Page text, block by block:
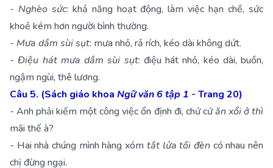
- Nghèo sức: khả năng hoạt động, làm việc hạn chế, sức
khoẻ kém hơn người bình thường.
- Mưa dầm sùi sụt: mưa nhỏ, rả rích, kéo dài không dứt.
-Điệu hát mưa dầm sùi sụt: điệu hát nhỏ, kéo dài, buồn,
ngậm ngùi, thê lương.
Câu 5. (Sách giáo khoa Ngữ văn 6 tập 1 - Trang 20)
- Anh phải kiếm một công việc ổn định đi, chứ cứăn xổi ở thì
mãi thế à?
- Hai nhà chúng mình hàng xóm tắt lửa tối đèncó nhau nên
chị đừng ngại.